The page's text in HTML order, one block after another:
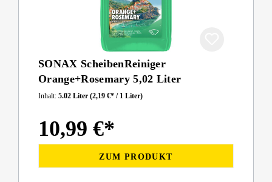
SONAX ScheibenReiniger
Orange+Rosemary 5,02 Liter
Inhalt: 5.02 Liter (2,19 €* / 1 Liter)
10,99 €*
ZUM PRODUKT